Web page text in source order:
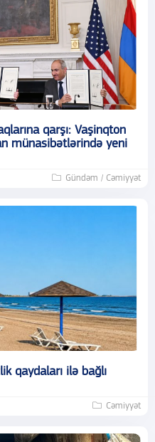
qarşı: Vaşinqton
münasibətlərində yeni
Gündəm / Cəmiyyət
qaydaları ilə bağlı
Cəmiyyət